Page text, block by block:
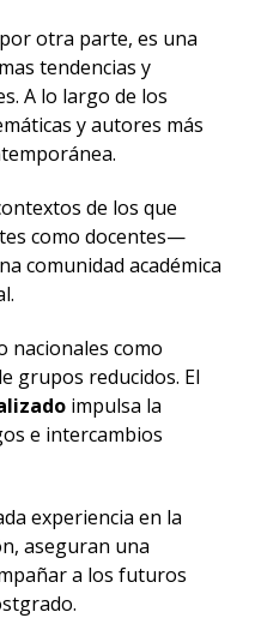
otra parte, es una
tendencias y
A lo largo de los
y autores más
de los que
como docentes—
comunidad académica
nacionales como
grupos reducidos. El
impulsa la
e intercambios
experiencia en la
aseguran una
a los futuros